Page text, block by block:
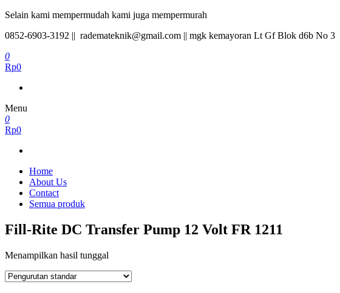
Selain kami mempermudah kami juga mempermurah
0852-6903-3192 || rademateknik@gmail.com || mgk kemayoran Lt Gf Blok d6b No 3
0
Rp0
Menu
0
Rp0
Home
About Us
Contact
Semua produk
Fill-Rite DC Transfer Pump 12 Volt FR 1211
Menampilkan hasil tunggal